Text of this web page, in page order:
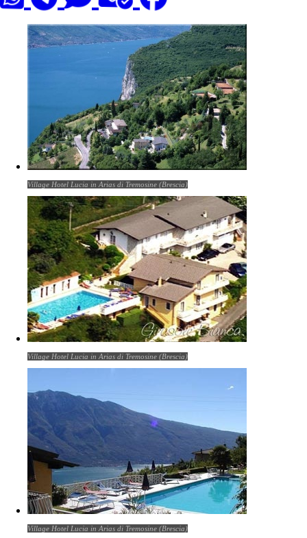
Village Hotel Lucia in Arias di Tremosine (Brescia)
Village Hotel Lucia in Arias di Tremosine (Brescia)
Village Hotel Lucia in Arias di Tremosine (Brescia)